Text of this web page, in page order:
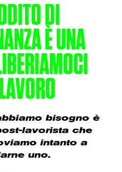
DI
È UNA
bisogno è
lavorista che
intanto a
uno.